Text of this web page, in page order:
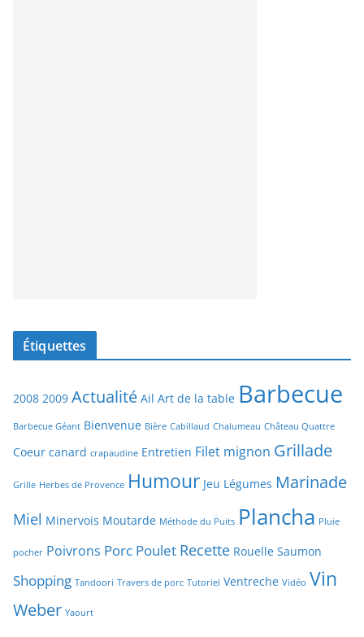
Étiquettes
2008 2009 Actualité Ail Art de la table Barbecue
Barbecue Géant Bienvenue Bière Cabillaud Chalumeau Château Quattre
Coeur canard crapaudine Entretien Filet mignon Grillade
Grille Herbes de Provence Humour Jeu Légumes Marinade
Miel Minervois Moutarde Méthode du Puits Plancha Pluie
pocher Poivrons Porc Poulet Recette Rouelle Saumon
Shopping Tandoori Travers de porc Tutoriel Ventreche Vidéo Vin
Weber Yaourt